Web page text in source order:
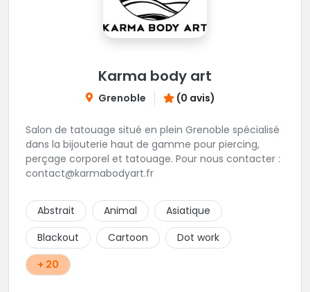
Karma body art
Grenoble (0 avis)
Salon de tatouage situé en plein Grenoble spécialisé
dans la bijouterie haut de gamme pour piercing,
perçage corporel et tatouage. Pour nous contacter :
contact@karmabodyart.fr
Abstrait Animal
Asiatique
Blackout
Cartoon
Dot work
+ 20